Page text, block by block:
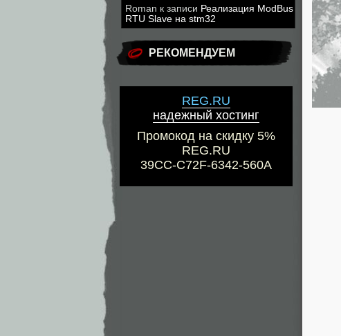
Roman к записи Реализация ModBus
RTU Slave на stm32
РЕКОМЕНДУЕМ
REG.RU
надежный хостинг
Промокод на скидку 5%
REG.RU
39CC-C72F-6342-560A